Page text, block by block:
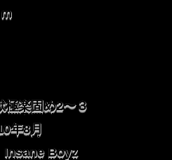
楽固め2〜３
2010年8月
Boyz